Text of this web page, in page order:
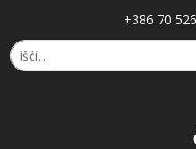
+386 70